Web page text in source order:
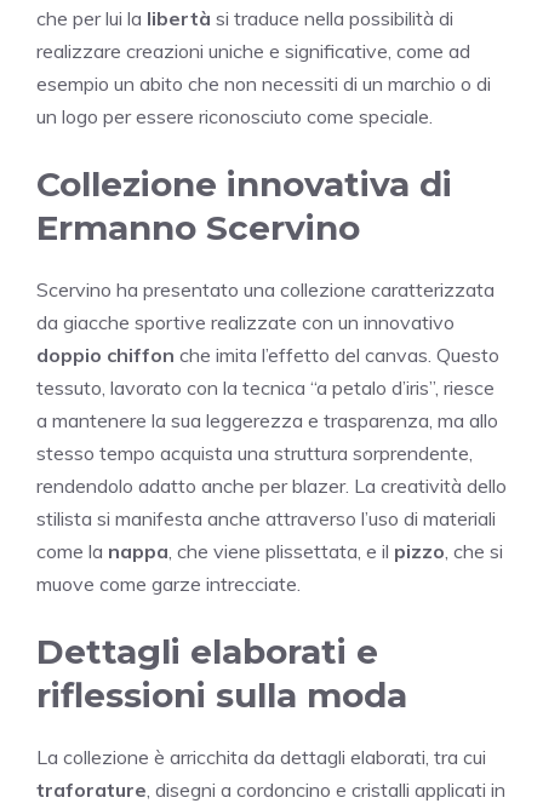
che per lui la libertà si traduce nella possibilità di
realizzare creazioni uniche e significative, come ad
esempio un abito che non necessiti di un marchio o di
un logo per essere riconosciuto come speciale.
Collezione innovativa di
Ermanno Scervino
Scervino ha presentato una collezione caratterizzata
da giacche sportive realizzate con un innovativo
doppio chiffon che imita l’effetto del canvas. Questo
tessuto, lavorato con la tecnica “a petalo d’iris”, riesce
a mantenere la sua leggerezza e trasparenza, ma allo
stesso tempo acquista una struttura sorprendente,
rendendolo adatto anche per blazer. La creatività dello
stilista si manifesta anche attraverso l’uso di materiali
come la nappa, che viene plissettata, e il pizzo, che si
muove come garze intrecciate.
Dettagli elaborati e
riflessioni sulla moda
La collezione è arricchita da dettagli elaborati, tra cui
traforature, disegni a cordoncino e cristalli applicati in